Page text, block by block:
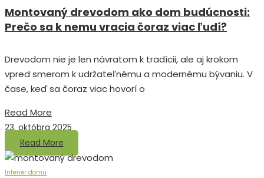
Montovaný drevodom ako dom budúcnosti:
Prečo sa k nemu vracia čoraz viac ľudí?
Drevodom nie je len návratom k tradícii, ale aj krokom
vpred smerom k udržateľnému a modernému bývaniu. V
čase, keď sa čoraz viac hovorí o
Read More
23. októbra 2025
Read More
Interiér domu